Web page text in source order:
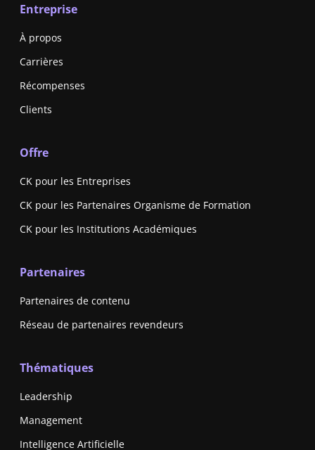
Entreprise
À propos
Carrières
Récompenses
Clients
Offre
CK pour les Entreprises
CK pour les Partenaires Organisme de Formation
CK pour les Institutions Académiques
Partenaires
Partenaires de contenu
Réseau de partenaires revendeurs
Thématiques
Leadership
Management
Intelligence Artificielle